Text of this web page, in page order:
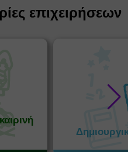
επιχειρήσεων